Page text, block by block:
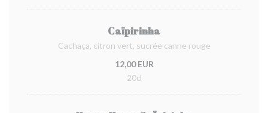
Caïpirinha
Cachaça, citron vert, sucrée canne rouge
12,00 EUR
20cl